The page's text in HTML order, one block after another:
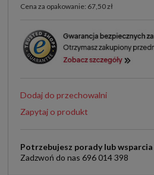
Cena za opakowanie: 67,50 zł
Dodaj do przechowalni
Zapytaj o produkt
Potrzebujesz porady lub wsparcia
Zadzwoń do nas 696 014 398